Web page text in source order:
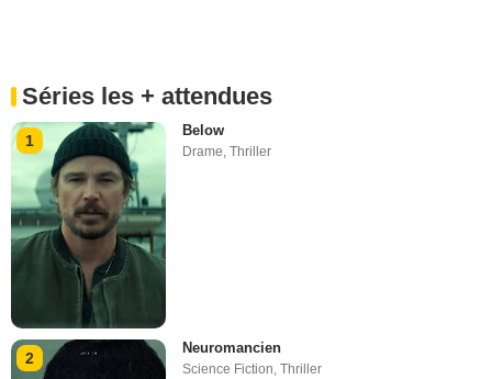
Séries les + attendues
1
Below
Drame,Thriller
2
Neuromancien
Science Fiction,Thriller